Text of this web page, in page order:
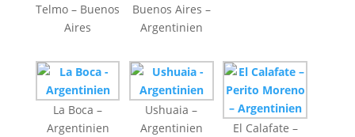
Telmo – Buenos
Aires
Buenos Aires –
Argentinien
La Boca –
Argentinien
Ushuaia –
Argentinien
El Calafate –